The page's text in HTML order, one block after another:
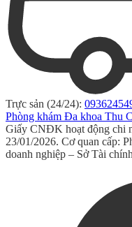
Trực sản (24/24):
Phòng khám Đa khoa Thu
Giấy CNĐK hoạt động chi
23/01/2026. Cơ quan cấp:
doanh nghiệp – Sở Tài